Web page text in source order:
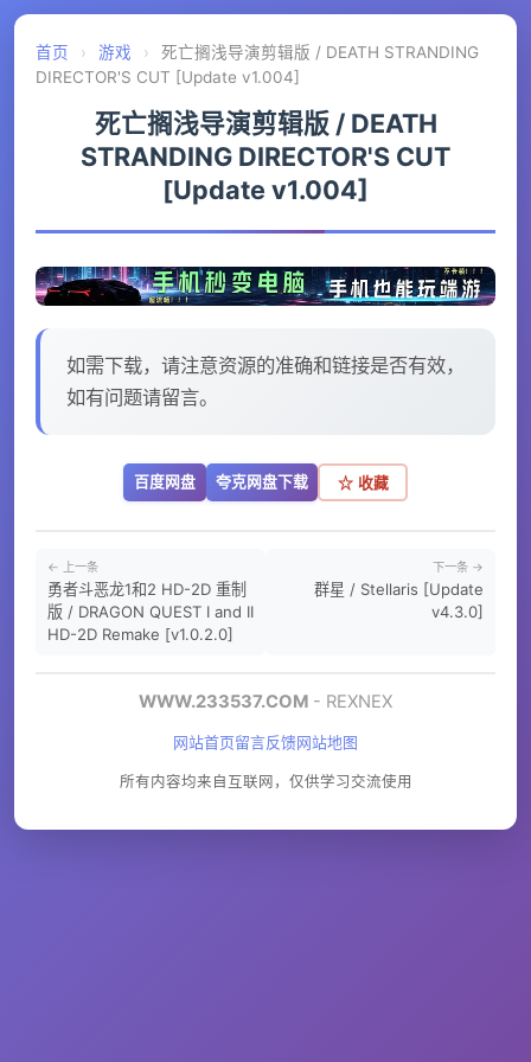
首页 › 游戏 ›
死亡搁浅导演剪辑版 / DEATH STRANDING
DIRECTOR'S CUT [Update v1.004]
死亡搁浅导演剪辑版 / DEATH
STRANDING DIRECTOR'S CUT
[Update v1.004]
如需下载，请注意资源的准确和链接是否有效，
如有问题请留言。
百度网盘 夸克网盘下载 ☆ 收藏
← 上一条
勇者斗恶龙1和2 HD-2D 重制
版 / DRAGON QUEST I and II
HD-2D Remake [v1.0.2.0]
下一条 →
群星 / Stellaris [Update
v4.3.0]
WWW.233537.COM - REXNEX
网站首页留言反馈网站地图
所有内容均来自互联网，仅供学习交流使用